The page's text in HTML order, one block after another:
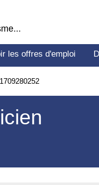
les offres d'emploi